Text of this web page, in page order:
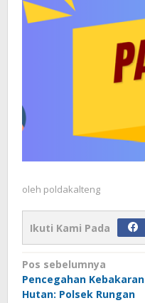
oleh poldakalteng
Ikuti Kami Pada
Navigasi
pos
Pos sebelumnya
Pencegahan Kebakaran
Hutan: Polsek Rungan